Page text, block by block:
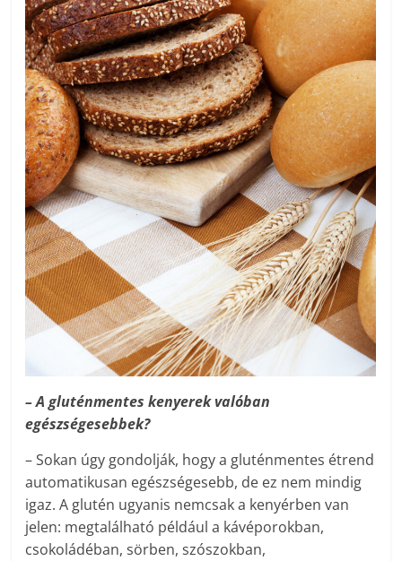
– A gluténmentes kenyerek valóban
egészségesebbek?
– Sokan úgy gondolják, hogy a glutén­mentes étrend
automatikusan egészségesebb, de ez nem mindig
igaz. A glutén ugyanis nemcsak a kenyérben van
jelen: megtalálható például a kávéporokban,
csokoládéban, sörben, szószokban,